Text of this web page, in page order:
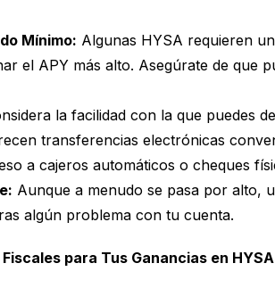
Mínimo: Algunas HYSA requieren
el APY más alto. Asegúrate de que
la facilidad con la que puedes
transferencias electrónicas
a cajeros automáticos o cheques
Aunque a menudo se pasa por alto,
algún problema con tu cuenta.
para Tus Ganancias en HYSA